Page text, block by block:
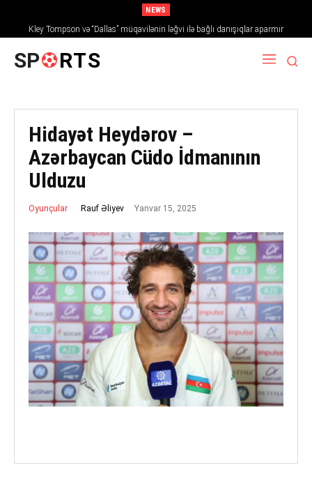
NEWS
Kley Tompson və “Dallas” müqavilənin ləğvi ilə bağlı danışıqlar aparmır
SP RTS
Hidayət Heydərov –
Azərbaycan Cüdo İdmanının
Ulduzu
Oyunçular Rauf Əliyev Yanvar 15, 2025